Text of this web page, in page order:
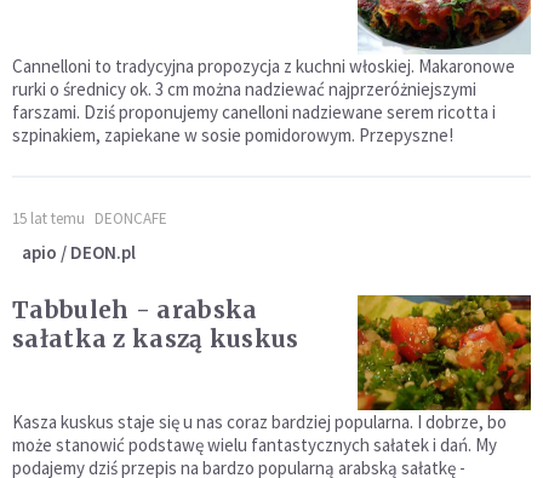
Cannelloni to tradycyjna propozycja z kuchni włoskiej. Makaronowe
rurki o średnicy ok. 3 cm można nadziewać najprzeróżniejszymi
farszami. Dziś proponujemy canelloni nadziewane serem ricotta i
szpinakiem, zapiekane w sosie pomidorowym. Przepyszne!
15 lat temu DEONCAFE
apio / DEON.pl
Tabbuleh - arabska
sałatka z kaszą kuskus
Kasza kuskus staje się u nas coraz bardziej popularna. I dobrze, bo
może stanowić podstawę wielu fantastycznych sałatek i dań. My
podajemy dziś przepis na bardzo popularną arabską sałatkę -